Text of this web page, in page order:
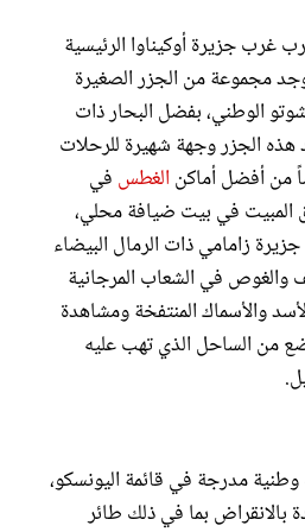
غرب جزيرة أوكيناوا الرئيسية
مجموعة من الجزر الصغيرة
الوطني، بفضل البحار ذات
هذه الجزر وجهة شهيرة للرحلات
من أفضل أماكن الغطس في
المبيت في بيت ضيافة محلي،
زامامي ذات الرمال البيضاء
والغوص في الشعاب المرجانية
والأسماك المنتفخة ومشاهدة
من الساحل الذي تهب عليه
مدرجة في قائمة اليونسكو،
بالانقراض بما في ذلك طائر